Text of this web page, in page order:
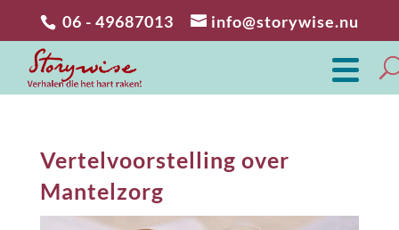
06 - 49687013 info@storywise.nu
Vertelvoorstelling over
Mantelzorg